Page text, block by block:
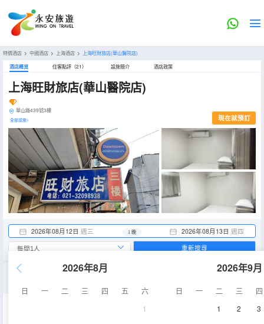
特價酒店 > 中國酒店 > 上海酒店 > 上海旺財旅店(華山醫院店)
酒店概览 住客點評（21） 設施簡介 酒店政策
上海旺財旅店(華山醫院店)
華山路439號3樓
全部設施> 現在就預訂
2026年08月12日 週三 2026年08月13日 週四
1 晚
2026年8月
日 一 二 三 四 五
六
1
2026年9月
日 一 二 三
四
1
2 3
重新搜尋
10-12㎡ 空調